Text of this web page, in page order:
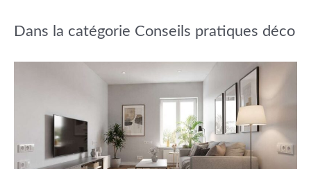
Dans la catégorie Conseils pratiques déco